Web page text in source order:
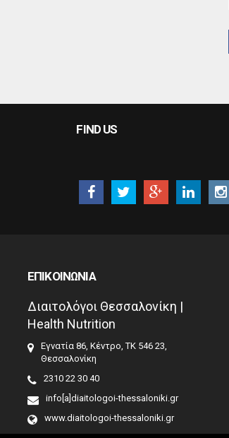
FIND US
ΕΠΙΚΟΙΝΩΝΙΑ
Διαιτολόγοι Θεσσαλονίκη |
Health Nutrition
Εγνατία 86, Κέντρο, ΤΚ 546 23,
Θεσσαλονίκη
2310 22 30 40
info[a]diaitologoi-thessaloniki.gr
www.diaitologoi-thessaloniki.gr